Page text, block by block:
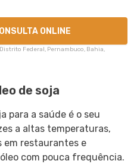
ONLINE
Federal, Pernambuco, Bahia,
de soja
para a saúde é o seu
a altas temperaturas,
em restaurantes e
com pouca frequência.